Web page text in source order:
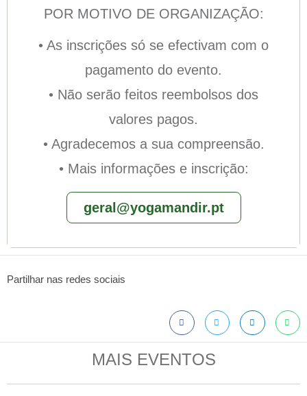
POR MOTIVO DE ORGANIZAÇÃO:
• As inscrições só se efectivam com o
pagamento do evento.
• Não serão feitos reembolsos dos
valores pagos.
• Agradecemos a sua compreensão.
• Mais informações e inscrição:
geral@yogamandir.pt
Partilhar nas redes sociais
MAIS EVENTOS